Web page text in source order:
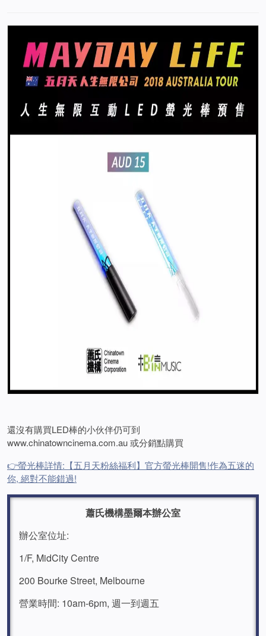
還沒有購買LED棒的小伙伴仍可到
www.chinatowncinema.com.au 或分銷點購買
👉螢光棒詳情:【五月天粉絲福利】官方螢光棒開售!作為五迷的
你, 絕對不能錯過!
蕭氏機構墨爾本辦公室
辦公室位址:
1/F, MidCity Centre
200 Bourke Street, Melbourne
營業時間: 10am-6pm, 週一到週五